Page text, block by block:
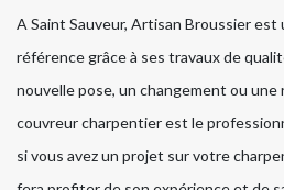
A Saint Sauveur, Artisan Broussier
référence grâce à ses travaux de
nouvelle pose, un changement ou
couvreur charpentier est le
si vous avez un projet sur votre